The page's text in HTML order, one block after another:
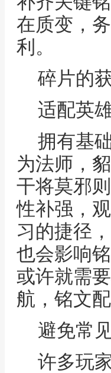
在质变，
利。
碎片的
适配英
拥有基
为法师，
干将莫邪
性补强，
习的捷径
也会影响
或许就需
航，铭文
避免常
许多玩